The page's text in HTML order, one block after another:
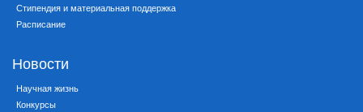
Стипендия и материальная поддержка
Расписание
Новости
Научная жизнь
Конкурсы